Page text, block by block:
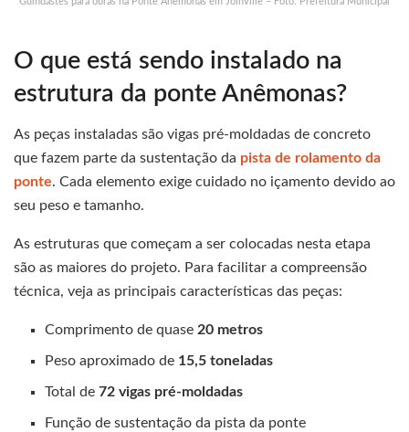
O que está sendo instalado na
estrutura da ponte Anêmonas?
As peças instaladas são vigas pré-moldadas de concreto
que fazem parte da sustentação da pista de rolamento da
ponte. Cada elemento exige cuidado no içamento devido ao
seu peso e tamanho.
As estruturas que começam a ser colocadas nesta etapa
são as maiores do projeto. Para facilitar a compreensão
técnica, veja as principais características das peças:
Comprimento de quase20 metros
Peso aproximado de 15,5 toneladas
Total de72 vigas pré-moldadas
Função de sustentação da pista da ponte